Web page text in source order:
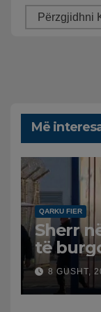
Më
QARKU FIER
Sherr
të
spital
8 GUSHT,